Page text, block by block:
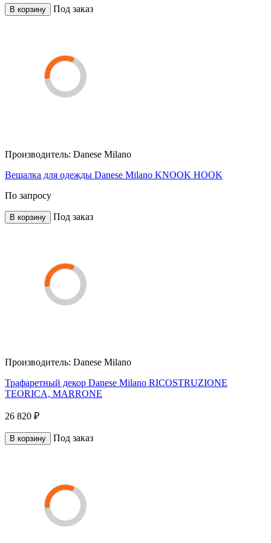
В корзину Под заказ
Производитель: Danese Milano
Вешалка для одежды Danese Milano KNOOK HOOK
По запросу
В корзину Под заказ
Производитель: Danese Milano
Трафаретный декор Danese Milano RICOSTRUZIONE
TEORICA, MARRONE
26 820 ₽
В корзину Под заказ